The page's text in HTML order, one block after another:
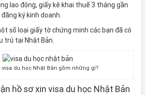
lao động, giấy kê khai thuế 3 tháng gần
ký kinh doanh.
số loại giấy tờ chứng minh các bạn đã có
trú tại Nhật Bản.
visa du học Nhật Bản gồm những gì?
hồ sơ xin visa du học Nhật Bản